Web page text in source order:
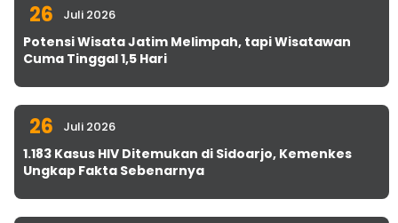
26 Juli 2026
Potensi Wisata Jatim Melimpah, tapi Wisatawan
Cuma Tinggal 1,5 Hari
26 Juli 2026
1.183 Kasus HIV Ditemukan di Sidoarjo, Kemenkes
Ungkap Fakta Sebenarnya